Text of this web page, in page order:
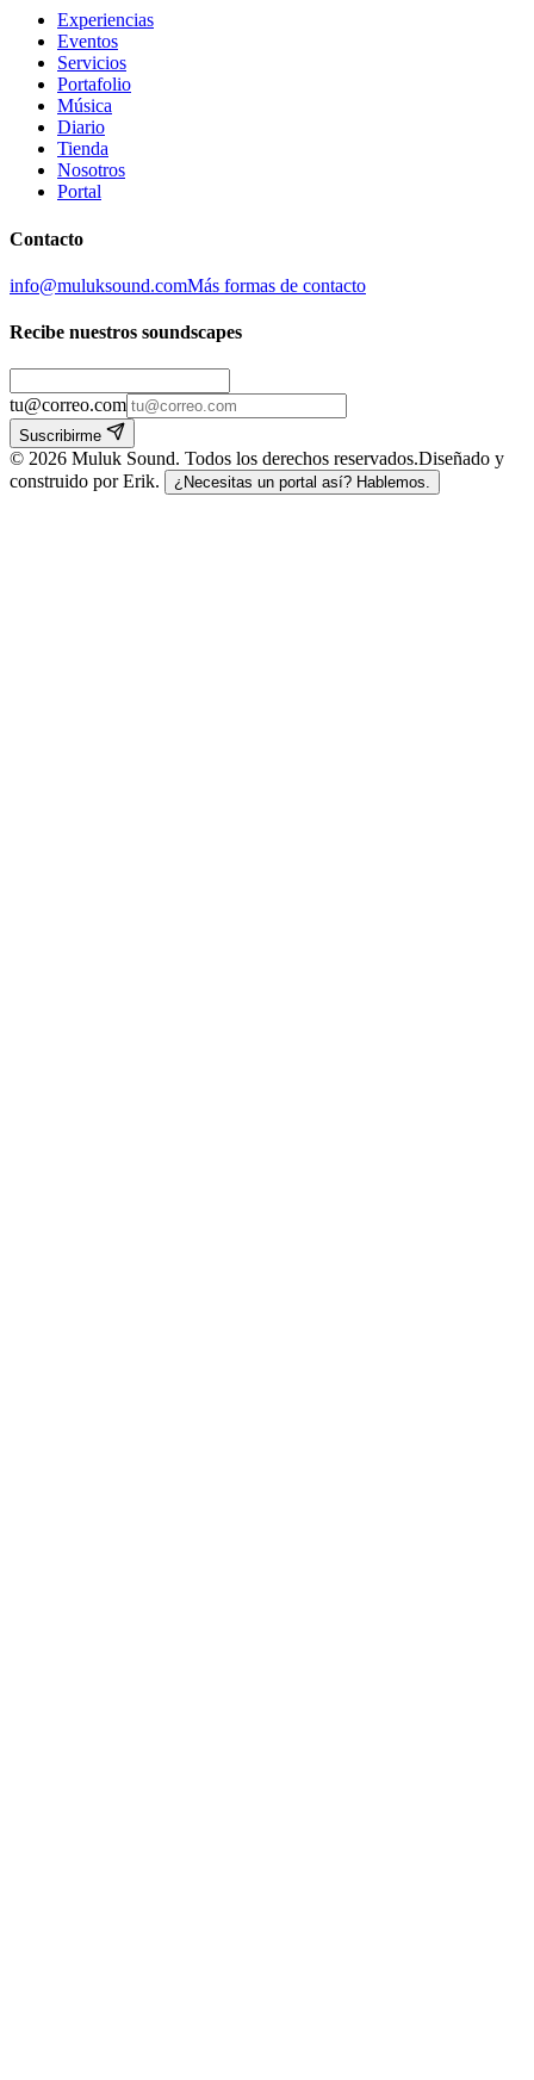
Experiencias
Eventos
Servicios
Portafolio
Música
Diario
Tienda
Nosotros
Portal
Contacto
info@muluksound.comMás formas de contacto
Recibe nuestros soundscapes
tu@correo.com
Suscribirme
© 2026 Muluk Sound. Todos los derechos reservados.Diseñado y
construido por Erik.
¿Necesitas un portal así? Hablemos.